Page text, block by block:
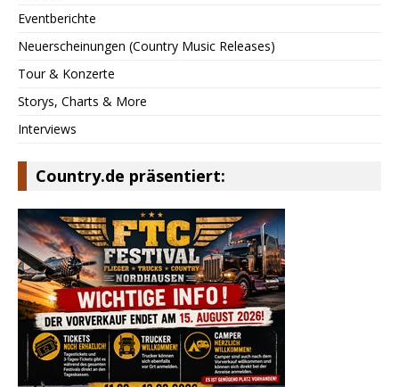
Eventberichte
Neuerscheinungen (Country Music Releases)
Tour & Konzerte
Storys, Charts & More
Interviews
Country.de präsentiert: